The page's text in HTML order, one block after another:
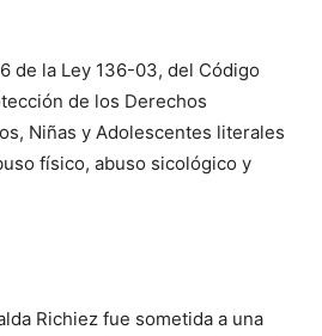
de la Ley 136-03, del Código
de los Derechos
Niñas y Adolescentes literales
físico, abuso sicológico y
Richiez fue sometida a una